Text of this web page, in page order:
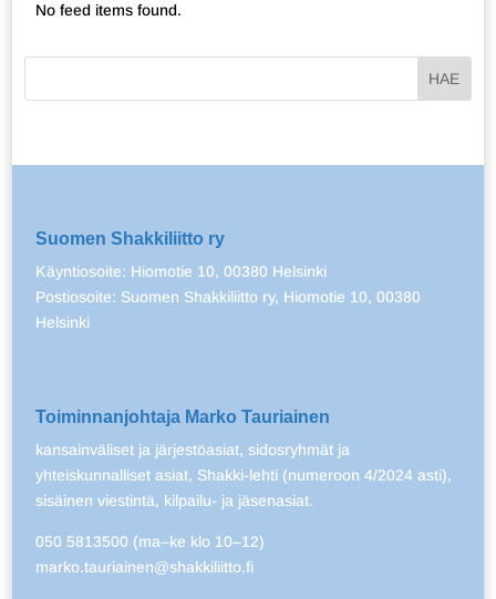
No feed items found.
Suomen Shakkiliitto ry
Käyntiosoite: Hiomotie 10, 00380 Helsinki
Postiosoite: Suomen Shakkiliitto ry, Hiomotie 10, 00380
Helsinki
Toiminnanjohtaja Marko Tauriainen
kansainväliset ja järjestöasiat, sidosryhmät ja
yhteiskunnalliset asiat, Shakki-lehti (numeroon 4/2024 asti),
sisäinen viestintä, kilpailu- ja jäsenasiat.
050 5813500 (ma–ke klo 10–12)
marko.tauriainen@shakkiliitto.fi